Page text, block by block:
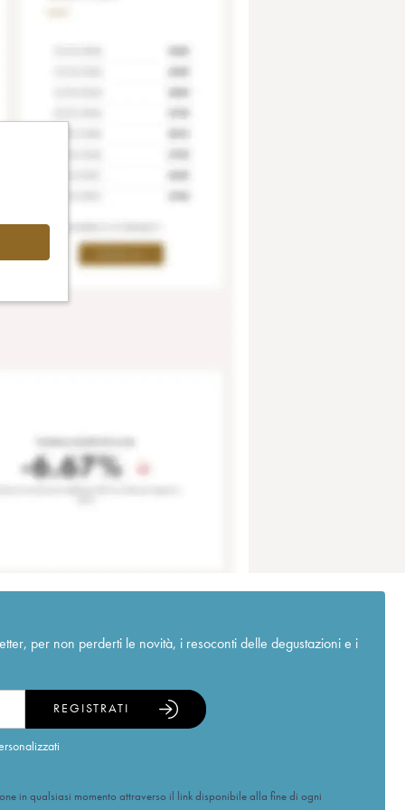
per non perderti le novità, i resoconti delle degustazioni e i
REGISTRATI
in qualsiasi momento attraverso il link disponibile alla fine di ogni